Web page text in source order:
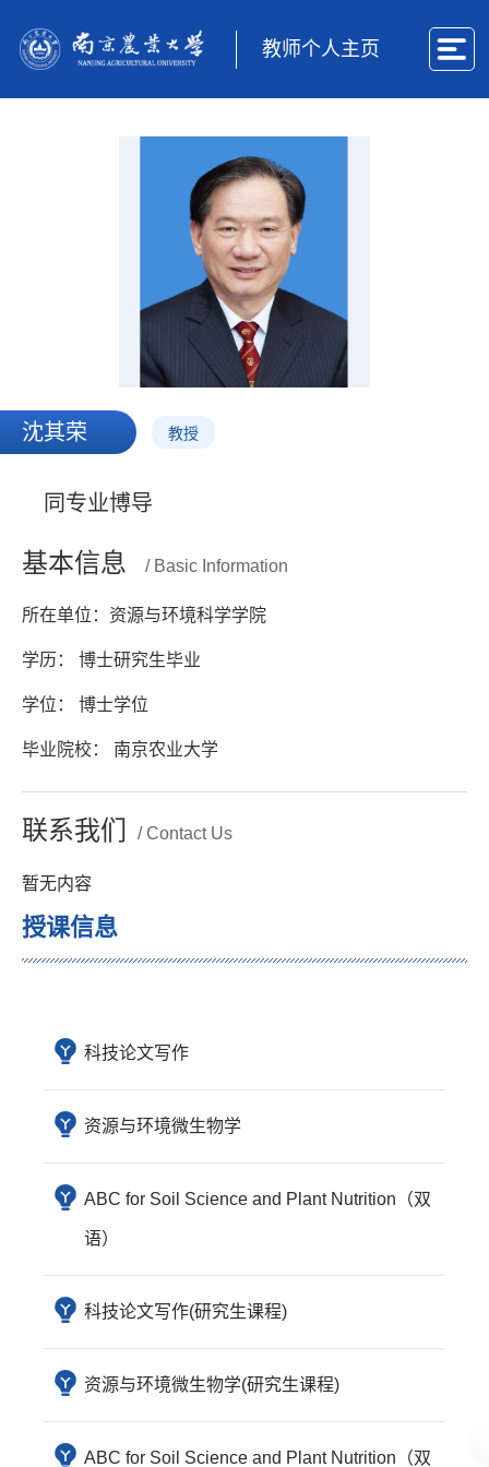
教师个人主页
沈其荣 教授
同专业博导
基本信息 / Basic Information
所在单位：资源与环境科学学院
学历： 博士研究生毕业
学位： 博士学位
毕业院校： 南京农业大学
联系我们 / Contact Us
暂无内容
授课信息
科技论文写作
资源与环境微生物学
ABC for Soil Science and Plant Nutrition（双
语）
科技论文写作(研究生课程)
资源与环境微生物学(研究生课程)
ABC for Soil Science and Plant Nutrition（双